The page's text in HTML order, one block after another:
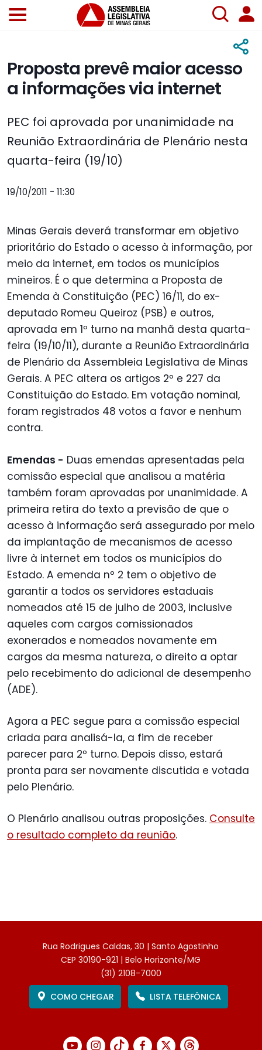
Proposta prevê maior acesso
a informações via internet
PEC foi aprovada por unanimidade na
Reunião Extraordinária de Plenário nesta
quarta-feira (19/10)
19/10/2011 - 11:30
Minas Gerais deverá transformar em objetivo
prioritário do Estado o acesso à informação, por
meio da internet, em todos os municípios
mineiros. É o que determina a Proposta de
Emenda à Constituição (PEC) 16/11, do ex-
deputado Romeu Queiroz (PSB) e outros,
aprovada em 1º turno na manhã desta quarta-
feira (19/10/11), durante a Reunião Extraordinária
de Plenário da Assembleia Legislativa de Minas
Gerais. A PEC altera os artigos 2º e 227 da
Constituição do Estado. Em votação nominal,
foram registrados 48 votos a favor e nenhum
contra.
Emendas - Duas emendas apresentadas pela
comissão especial que analisou a matéria
também foram aprovadas por unanimidade. A
primeira retira do texto a previsão de que o
acesso à informação será assegurado por meio
da implantação de mecanismos de acesso
livre à internet em todos os municípios do
Estado. A emenda nº 2 tem o objetivo de
garantir a todos os servidores estaduais
nomeados até 15 de julho de 2003, inclusive
aqueles com cargos comissionados
exonerados e nomeados novamente em
cargos da mesma natureza, o direito a optar
pelo recebimento do adicional de desempenho
(ADE).
Agora a PEC segue para a comissão especial
criada para analisá-la, a fim de receber
parecer para 2º turno. Depois disso, estará
pronta para ser novamente discutida e votada
pelo Plenário.
O Plenário analisou outras proposições. Consulte
o resultado completo da reunião.
Rua Rodrigues Caldas, 30 | Santo Agostinho
CEP 30190-921 | Belo Horizonte/MG
(31) 2108-7000
COMO CHEGAR
LISTA TELEFÔNICA